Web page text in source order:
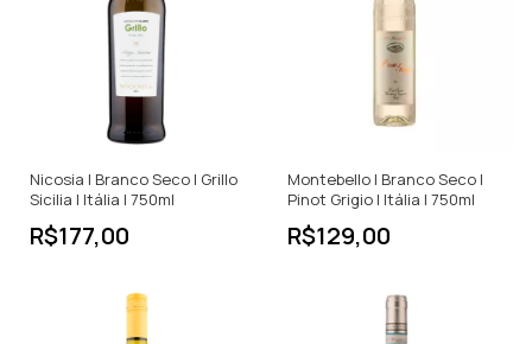
Nicosia | Branco Seco | Grillo
Sicilia | Itália | 750ml
R$177,00
Montebello | Branco Seco |
Pinot Grigio | Itália | 750ml
R$129,00